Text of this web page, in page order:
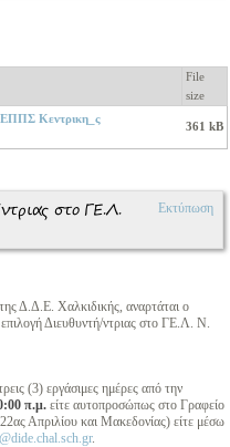
File
size
Κεντρικη_ς
361 kB
Εκτύπωση
στο ΓΕ.Λ.
Δ.Δ.Ε. Χαλκιδικής, αναρτάται ο
Διευθυντή/ντριας στο ΓΕ.Λ. Ν.
(3) εργάσιμες ημέρες από την
π.μ. είτε αυτοπροσώπως στο Γραφείο
Απριλίου και Μακεδονίας) είτε μέσω
.